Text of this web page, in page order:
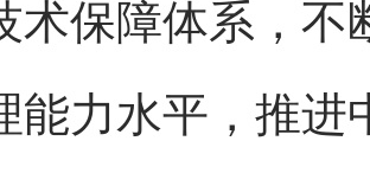
术保障体系，不
能力水平，推